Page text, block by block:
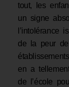
tout, les
un signe
l’intolérance
de la peur de
en a
de l’école